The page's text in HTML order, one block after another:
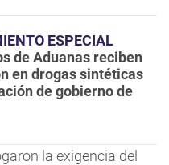
ESPECIAL
de Aduanas reciben
en drogas sintéticas
de gobierno de
la exigencia del